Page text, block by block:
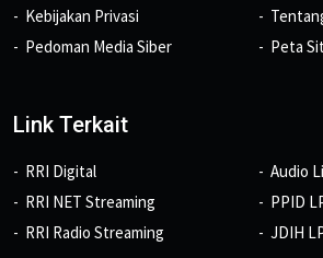
Kebijakan Privasi
Pedoman Media Siber
Peta
Link Terkait
RRI Digital
RRI NET Streaming
RRI Radio Streaming
Audio
PPID
JDIH